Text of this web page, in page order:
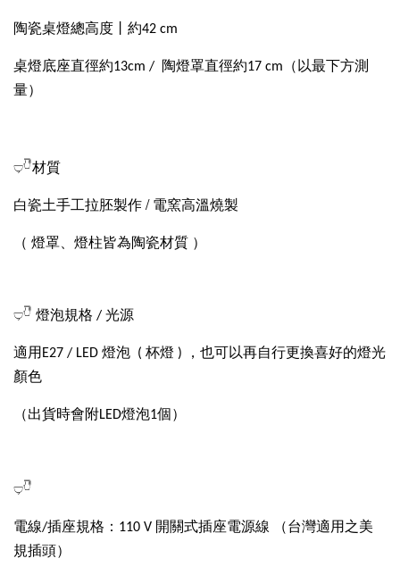
陶瓷桌燈總高度丨約42 cm
桌燈底座直徑約13cm / 陶燈罩直徑約17 cm（以最下方測
量）
𓂑𓎹材質
白瓷土手工拉胚製作 / 電窯高溫燒製
（ 燈罩、燈柱皆為陶瓷材質 ）
𓂑𓎹 燈泡規格 / 光源
適用E27 / LED 燈泡 ( 杯燈 ) ，也可以再自行更換喜好的燈光
顏色
（出貨時會附LED燈泡1個）
𓂑𓎹
電線/插座規格：110 V 開關式插座電源線 （台灣適用之美
規插頭）